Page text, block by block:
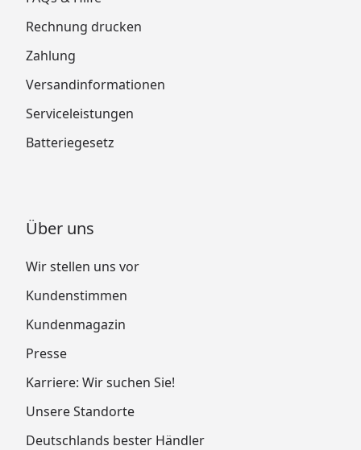
Rechnung drucken
Zahlung
Versandinformationen
Serviceleistungen
Batteriegesetz
Über uns
Wir stellen uns vor
Kundenstimmen
Kundenmagazin
Presse
Karriere: Wir suchen Sie!
Unsere Standorte
Deutschlands bester Händler